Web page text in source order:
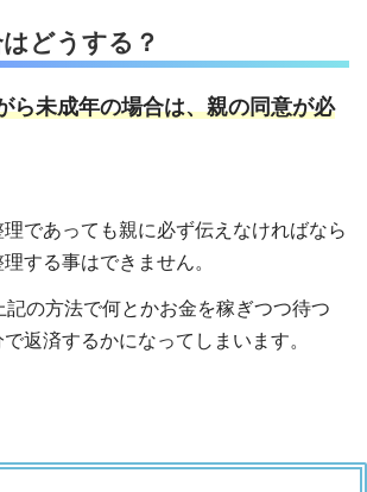
どうする？
ら未成年の場合は、親の同意が必
であっても親に必ず伝えなければなら
する事はできません。
記の方法で何とかお金を稼ぎつつ待つ
返済するかになってしまいます。